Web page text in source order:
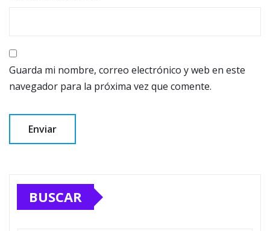
Guarda mi nombre, correo electrónico y web en este
navegador para la próxima vez que comente.
BUSCAR